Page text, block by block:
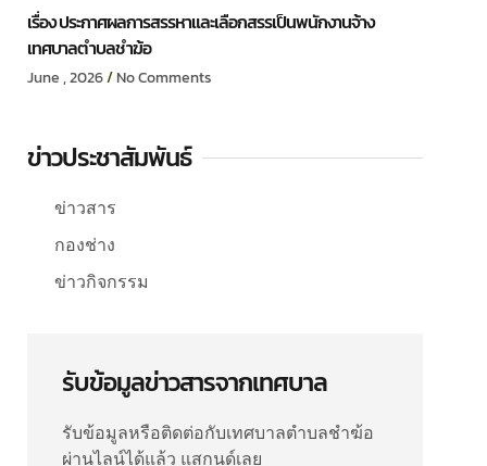
เรื่อง ประกาศผลการสรรหาและเลือกสรรเป็นพนักงานจ้าง
เทศบาลตำบลชำฆ้อ
June , 2026 No Comments
ข่าวประชาสัมพันธ์
ข่าวสาร
กองช่าง
ข่าวกิจกรรม
รับข้อมูลข่าวสารจากเทศบาล
รับข้อมูลหรือติดต่อกับเทศบาลตำบลชำฆ้อ
ผ่านไลน์ได้แล้ว แสกนด์เลย